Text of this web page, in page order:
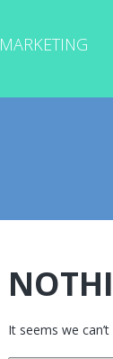
MARKETING
It seems we